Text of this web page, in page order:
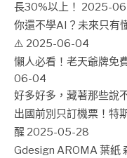
長30%以上！ 2025-
你還不學AI？未來只有
⚠️ 2025-06-04
懶人必看！老天爺牌免
06-04
好多好多，藏著那些說
出國前別只訂機票！特
醒 2025-05-28
Gdesign AROMA 葉紙